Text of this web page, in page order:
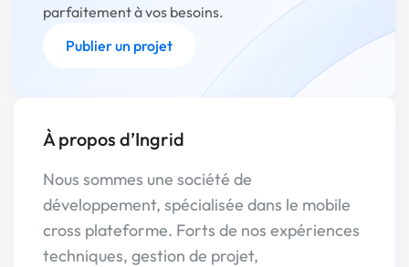
parfaitement à vos besoins.
Publier un projet
À propos d’Ingrid
Nous sommes une société de
développement, spécialisée dans le mobile
cross plateforme. Forts de nos expériences
techniques, gestion de projet,